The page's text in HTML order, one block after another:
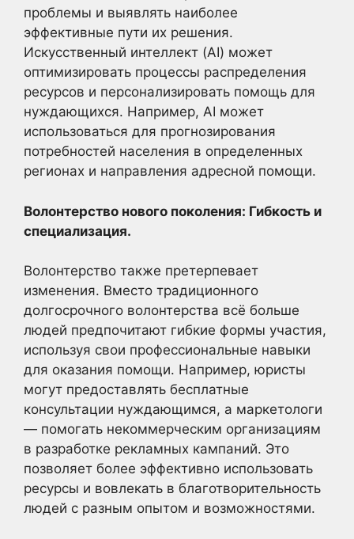
проблемы и выявлять наиболее
эффективные пути их решения.
Искусственный интеллект (AI) может
оптимизировать процессы распределения
ресурсов и персонализировать помощь для
нуждающихся. Например, AI может
использоваться для прогнозирования
потребностей населения в определенных
регионах и направления адресной помощи.
Волонтерство нового поколения: Гибкость и
специализация.
Волонтерство также претерпевает
изменения. Вместо традиционного
долгосрочного волонтерства всё больше
людей предпочитают гибкие формы участия,
используя свои профессиональные навыки
для оказания помощи. Например, юристы
могут предоставлять бесплатные
консультации нуждающимся, а маркетологи
— помогать некоммерческим организациям
в разработке рекламных кампаний. Это
позволяет более эффективно использовать
ресурсы и вовлекать в благотворительность
людей с разным опытом и возможностями.